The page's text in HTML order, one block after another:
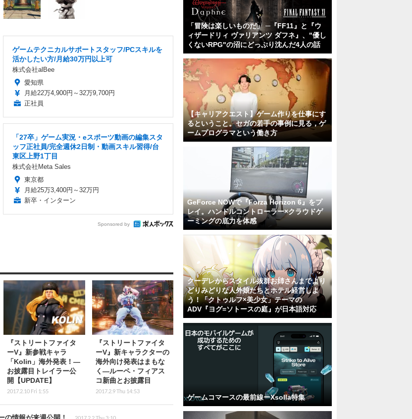
ゲームテクニカルサポートスタッフ/PCスキルを
活かしたい方/月給30万円以上可
株式会社alBee
愛知県
月給22万4,900円～32万9,700円
正社員
「27卒」ゲーム実況・eスポーツ動画の編集スタ
ッフ正社員/完全週休2日制・動画スキル習得/台
東区上野1丁目
株式会社Meta Sales
東京都
月給25万3,400円～32万円
新卒・インターン
Sponsored by
『ストリートファイタ
ーV』新参戦キャラ
「Kolin」海外発表！―
お披露目トレイラー公
開【UPDATE】
2017.2.10 Fri 1:55
『ストリートファイタ
ーV』新キャラクターの
海外向け発表はまもな
く―ルーペ・フィアス
コ新曲とお披露目
2017.2.9 Thu 14:53
「冒険は楽しいものだ」 ─『FF11』と『ウ
ィザードリィ ヴァリアンツ ダフネ』、"優し
くないRPG"の沼にどっぷり沈んだ4人の話
【キャリアクエスト】ゲーム作りを仕事にす
るということ。セガの若手の事例に見る，ゲ
ームプログラマという働き方
GeForce NOWで『Forza Horizon 6』をプ
レイ。ハンドルコントローラー×クラウドゲ
ーミングの底力を体感
クーデレからスタイル抜群お姉さんまでより
どりみどりな人外娘たちとホテル経営しよ
う！「クトゥルフ×美少女」テーマの
ADV『ヨグ=ソトースの庭』が日本語対応
ゲームコマースの最前線ーXsolla特集